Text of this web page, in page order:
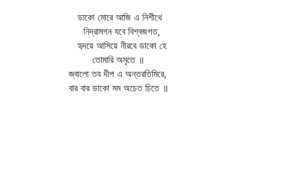
ডাকো মোরে আজি এ নিশীথে
নিদ্রামগন যবে বিশ্বজগত,
হৃদয়ে আসিয়ে নীরবে ডাকো হে
তোমারি অমৃতে ॥
জ্বালো তব দীপ এ অন্তরতিমিরে,
বার বার ডাকো মম অচেত চিতে ॥